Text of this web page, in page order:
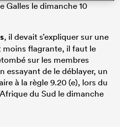
Galles le dimanche 10
, il devait s’expliquer sur une
flagrante, il faut le
sur les membres
essayant de le déblayer, un
à la règle 9.20 (e), lors du
du Sud le dimanche